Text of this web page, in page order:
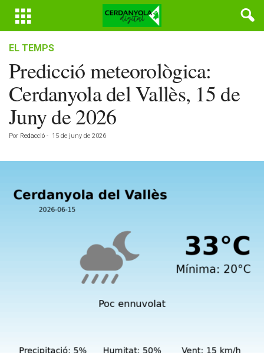
EL TEMPS
Predicció meteorològica:
Cerdanyola del Vallès, 15 de
Juny de 2026
Por Redacció - 15 de juny de 2026